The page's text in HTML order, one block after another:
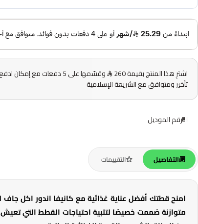
اشترِ هذا المنتج بقيمة 260
وقسّمها على 5 دفعات مع
تأخير ومتوافق مع الشريعة الإسلامية
رقم الموديل
التفاصيل التقييمات
امنح قطتك أفضل عناية غذائية مع كانيفا اندور اكل جاف
متوازنة صُممت خصيصًا لتلبية احتياجات القطط التي